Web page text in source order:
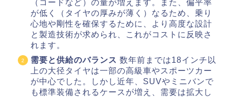
（コードなど）の量が増えます。また、偏平率
が低く（タイヤの厚みが薄く）なるため、乗り
心地や剛性を確保するために、より高度な設計
と製造技術が求められ、これがコストに反映さ
れます。
需要と供給のバランス 数年前までは18インチ以
上の大径タイヤは一部の高級車やスポーツカー
が中心でした。しかし近年、SUVやミニバンで
も標準装備されるケースが増え、需要は拡大し